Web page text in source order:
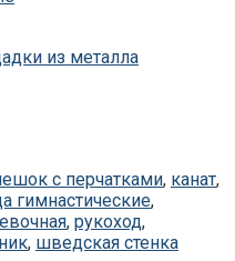
из металла
с перчатками, канат,
гимнастические,
, рукоход,
, шведская стенка